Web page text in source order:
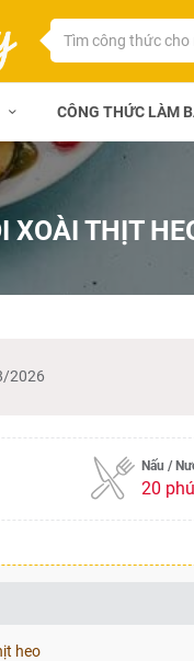
CÔNG THỨC LÀM
XOÀI THỊT
2026
Nấu /
20
heo